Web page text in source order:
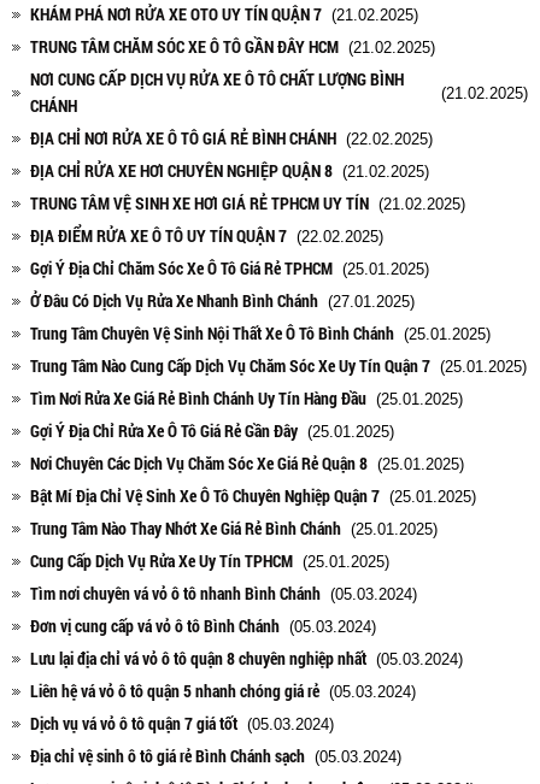
KHÁM PHÁ NƠI RỬA XE OTO UY TÍN QUẬN 7 (21.02.2025)
TRUNG TÂM CHĂM SÓC XE Ô TÔ GẦN ĐÂY HCM (21.02.2025)
NƠI CUNG CẤP DỊCH VỤ RỬA XE Ô TÔ CHẤT LƯỢNG BÌNH
CHÁNH
(21.02.2025)
ĐỊA CHỈ NƠI RỬA XE Ô TÔ GIÁ RẺ BÌNH CHÁNH (22.02.2025)
ĐỊA CHỈ RỬA XE HƠI CHUYÊN NGHIỆP QUẬN 8 (21.02.2025)
TRUNG TÂM VỆ SINH XE HƠI GIÁ RẺ TPHCM UY TÍN (21.02.2025)
ĐỊA ĐIỂM RỬA XE Ô TÔ UY TÍN QUẬN 7 (22.02.2025)
Gợi Ý Địa Chỉ Chăm Sóc Xe Ô Tô Giá Rẻ TPHCM (25.01.2025)
Ở Đâu Có Dịch Vụ Rửa Xe Nhanh Bình Chánh (27.01.2025)
Trung Tâm Chuyên Vệ Sinh Nội Thất Xe Ô Tô Bình Chánh (25.01.2025)
Trung Tâm Nào Cung Cấp Dịch Vụ Chăm Sóc Xe Uy Tín Quận 7 (25.01.2025)
Tìm Nơi Rửa Xe Giá Rẻ Bình Chánh Uy Tín Hàng Đầu (25.01.2025)
Gợi Ý Địa Chỉ Rửa Xe Ô Tô Giá Rẻ Gần Đây (25.01.2025)
Nơi Chuyên Các Dịch Vụ Chăm Sóc Xe Giá Rẻ Quận 8 (25.01.2025)
Bật Mí Địa Chỉ Vệ Sinh Xe Ô Tô Chuyên Nghiệp Quận 7 (25.01.2025)
Trung Tâm Nào Thay Nhớt Xe Giá Rẻ Bình Chánh (25.01.2025)
Cung Cấp Dịch Vụ Rửa Xe Uy Tín TPHCM (25.01.2025)
Tìm nơi chuyên vá vỏ ô tô nhanh Bình Chánh (05.03.2024)
Đơn vị cung cấp vá vỏ ô tô Bình Chánh (05.03.2024)
Lưu lại địa chỉ vá vỏ ô tô quận 8 chuyên nghiệp nhất (05.03.2024)
Liên hệ vá vỏ ô tô quận 5 nhanh chóng giá rẻ (05.03.2024)
Dịch vụ vá vỏ ô tô quận 7 giá tốt (05.03.2024)
Địa chỉ vệ sinh ô tô giá rẻ Bình Chánh sạch (05.03.2024)